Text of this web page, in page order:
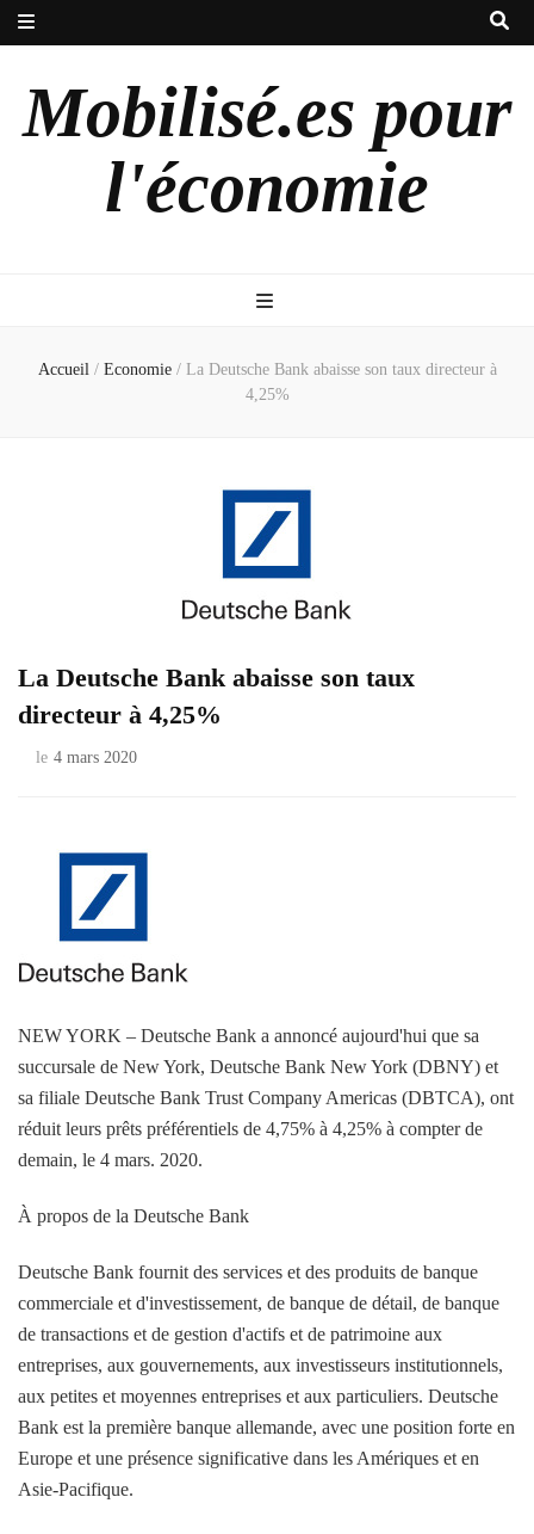
Mobilisé.es pour
l'économie
Accueil / Economie / La Deutsche Bank abaisse son taux directeur à
4,25%
La Deutsche Bank abaisse son taux
directeur à 4,25%
le 4 mars 2020
NEW YORK – Deutsche Bank a annoncé aujourd'hui que sa
succursale de New York, Deutsche Bank New York (DBNY) et
sa filiale Deutsche Bank Trust Company Americas (DBTCA), ont
réduit leurs prêts préférentiels de 4,75% à 4,25% à compter de
demain, le 4 mars. 2020.
À propos de la Deutsche Bank
Deutsche Bank fournit des services et des produits de banque
commerciale et d'investissement, de banque de détail, de banque
de transactions et de gestion d'actifs et de patrimoine aux
entreprises, aux gouvernements, aux investisseurs institutionnels,
aux petites et moyennes entreprises et aux particuliers. Deutsche
Bank est la première banque allemande, avec une position forte en
Europe et une présence significative dans les Amériques et en
Asie-Pacifique.